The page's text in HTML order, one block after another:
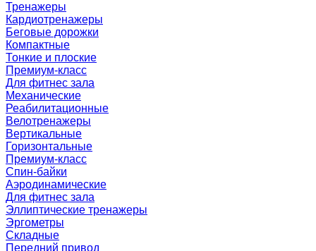
Тренажеры
Кардиотренажеры
Беговые дорожки
Компактные
Тонкие и плоские
Премиум-класс
Для фитнес зала
Механические
Реабилитационные
Велотренажеры
Вертикальные
Горизонтальные
Премиум-класс
Спин-байки
Аэродинамические
Для фитнес зала
Эллиптические тренажеры
Эргометры
Складные
Передний привод